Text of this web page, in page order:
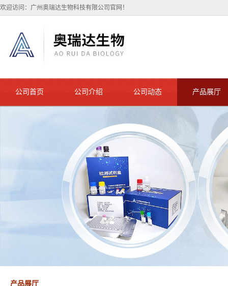
欢迎访问：广州奥瑞达生物科技有限公司官网！
公司首页 公司介绍 公司动态 产品展厅
产品展厅